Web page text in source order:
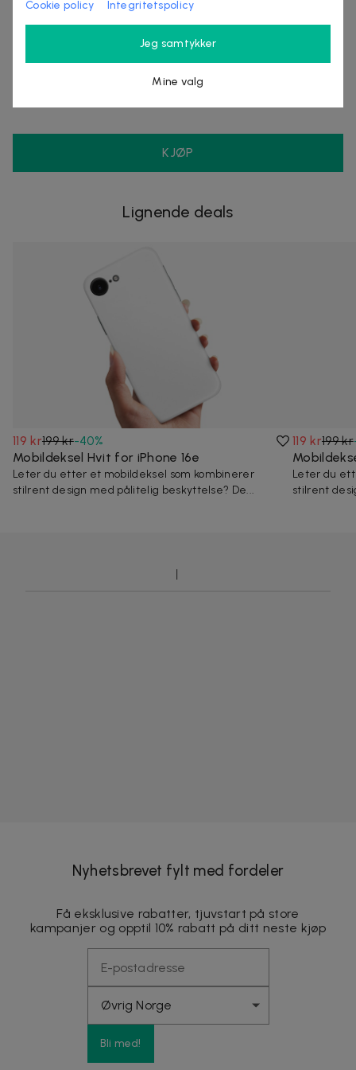
556905-5238
KJØP
Lignende deals
119 kr199 kr-40%
Mobildeksel Hvit for iPhone 16e
Leter du etter et mobildeksel som kombinerer
stilrent design med pålitelig beskyttelse? De...
119 kr199 kr
Leter du
stilrent
Nyhetsbrevet fylt med fordeler
Få eksklusive rabatter, tjuvstart på store
kampanjer og opptil 10% rabatt på ditt neste kjøp
Bli med!
Cookie policy Integritetspolicy
Jeg samtykker
Mine valg